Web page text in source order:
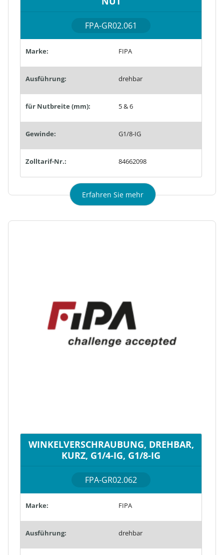
FPA-GR02.061
Marke: FIPA
Ausführung: drehbar
für Nutbreite (mm): 5 & 6
Gewinde: G1/8-IG
Zolltarif-Nr.: 84662098
Erfahren Sie mehr
WINKELVERSCHRAUBUNG, DREHBAR,
KURZ, G1/4-IG, G1/8-IG
FPA-GR02.062
Marke: FIPA
Ausführung: drehbar